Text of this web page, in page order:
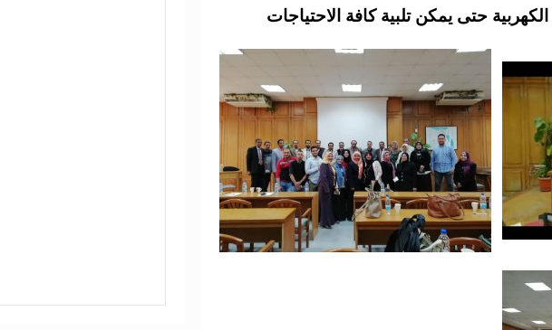
حتى يمكن تلبية كافة الاحتياجات